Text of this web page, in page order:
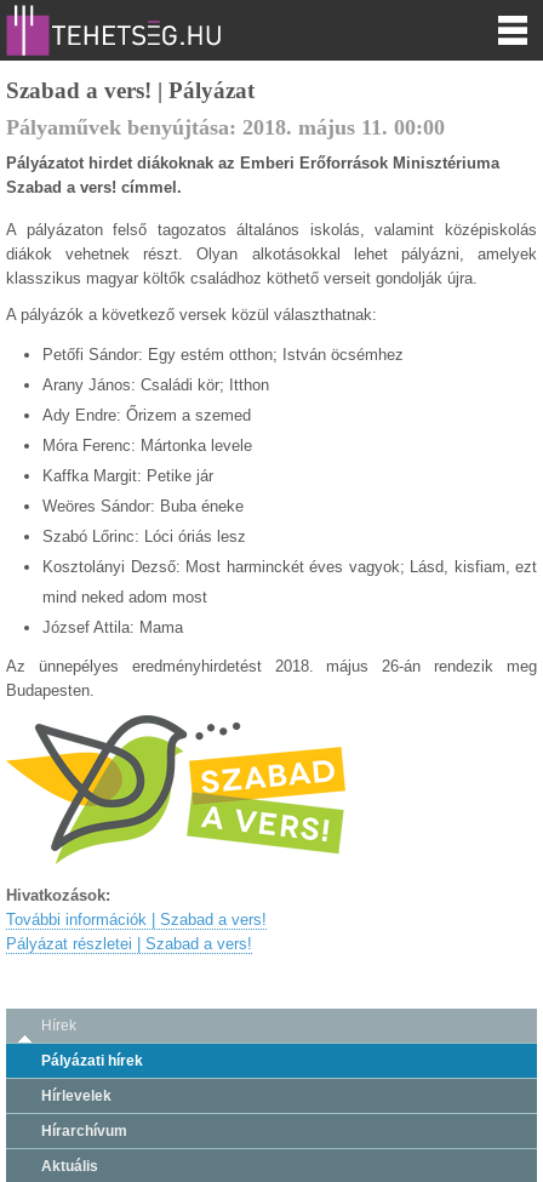
Szabad a vers! | Pályázat
Pályaművek benyújtása: 2018. május 11. 00:00
Pályázatot hirdet diákoknak az Emberi Erőforrások Minisztériuma
Szabad a vers! címmel.
A pályázaton felső tagozatos általános iskolás, valamint középiskolás
diákok vehetnek részt. Olyan alkotásokkal lehet pályázni, amelyek
klasszikus magyar költők családhoz köthető verseit gondolják újra.
A pályázók a következő versek közül választhatnak:
Petőfi Sándor: Egy estém otthon; István öcsémhez
Arany János: Családi kör; Itthon
Ady Endre: Őrizem a szemed
Móra Ferenc: Mártonka levele
Kaffka Margit: Petike jár
Weöres Sándor: Buba éneke
Szabó Lőrinc: Lóci óriás lesz
Kosztolányi Dezső: Most harminckét éves vagyok; Lásd, kisfiam, ezt
mind neked adom most
József Attila: Mama
Az ünnepélyes eredményhirdetést 2018. május 26-án rendezik meg
Budapesten.
Hivatkozások:
További információk | Szabad a vers!
Pályázat részletei | Szabad a vers!
Hírek
Pályázati hírek
Hírlevelek
Hírarchívum
Aktuális